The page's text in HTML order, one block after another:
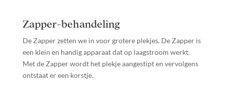
Zapper-behandeling
De Zapper zetten we in voor grotere plekjes. De Zapper is
een klein en handig apparaat dat op laagstroom werkt.
Met de Zapper wordt het plekje aangestipt en vervolgens
ontstaat er een korstje.